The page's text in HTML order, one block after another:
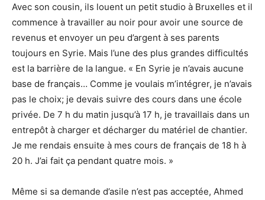
Avec son cousin, ils louent un petit studio à Bruxelles et il
commence à travailler au noir pour avoir une source de
revenus et envoyer un peu d’argent à ses parents
toujours en Syrie. Mais l’une des plus grandes difficultés
est la barrière de la langue. « En Syrie je n’avais aucune
base de français… Comme je voulais m’intégrer, je n’avais
pas le choix; je devais suivre des cours dans une école
privée. De 7 h du matin jusqu’à 17 h, je travaillais dans un
entrepôt à charger et décharger du matériel de chantier.
Je me rendais ensuite à mes cours de français de 18 h à
20 h. J’ai fait ça pendant quatre mois. »
Même si sa demande d’asile n’est pas acceptée, Ahmed